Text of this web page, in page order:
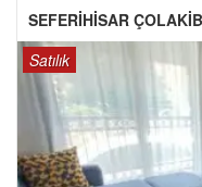
Satılık